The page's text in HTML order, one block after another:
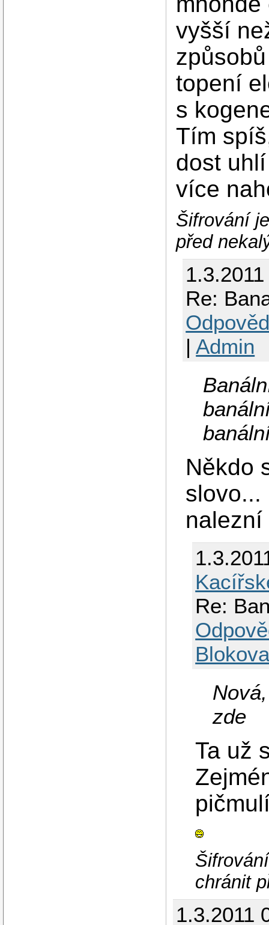
vyšší
topení
s
Tím
dost
více
Šifrování
před
Re:
|Admin
Někdo
slovo...
nalezní
Re:
zde
Ta už
chránit
1.3.2011